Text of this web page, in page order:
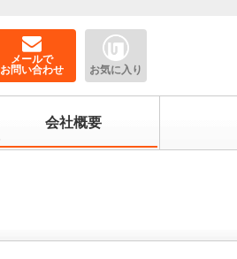
メールで
お問い合わせ お気に入り
会社概要